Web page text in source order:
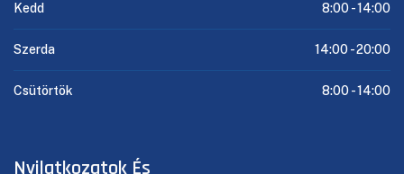
Kedd 8:00 -14:00
Szerda 14:00 -20:00
Csütörtök 8:00 -14:00
Nyilatkozatok És